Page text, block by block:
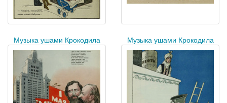
Музыка ушами Крокодила Музыка ушами Крокодила